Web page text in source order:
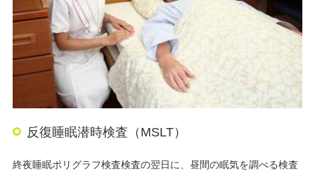
反復睡眠潜時検査（MSLT）
終夜睡眠ポリグラフ検査検査の翌日に、昼間の眠気を調べる検査